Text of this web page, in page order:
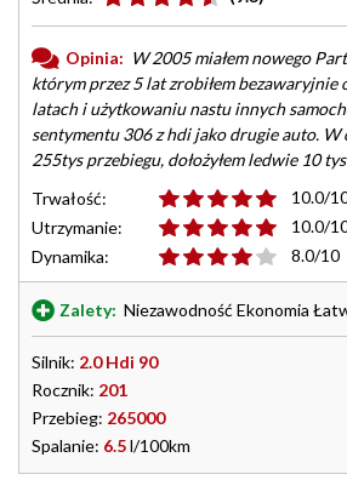
Opinia: W 2005 miałem nowego
którym przez 5 lat zrobiłem bezawaryjnie
latach i użytkowaniu nastu innych
sentymentu 306 z hdi jako drugie auto. W
255tys przebiegu, dołożyłem ledwie 10 tys
Trwałość:
10.0/
Utrzymanie:
10.0/
Dynamika:
8.0/10
Zalety: Niezawodność Ekonomia
Silnik: 2.0 Hdi 90
Rocznik: 201
Przebieg: 265000
Spalanie: 6.5l/100km